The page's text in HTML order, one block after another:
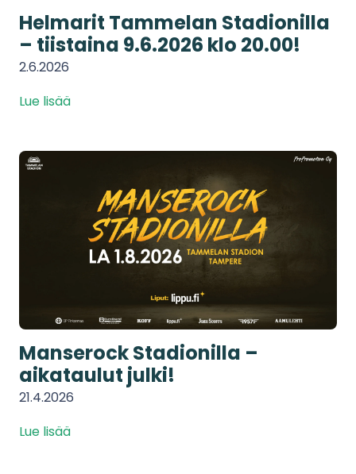
Helmarit Tammelan Stadionilla
– tiistaina 9.6.2026 klo 20.00!
2.6.2026
Lue lisää
Manserock Stadionilla –
aikataulut julki!
21.4.2026
Lue lisää